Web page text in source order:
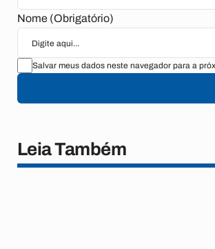
Nome (Obrigatório)
Salvar meus dados neste navegador para a
Leia Também